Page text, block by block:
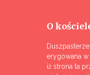
O
erygowana w
iż strona ta